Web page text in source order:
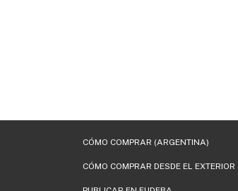
CÓMO COMPRAR (ARGENTINA)
CÓMO COMPRAR DESDE EL EXTERIOR